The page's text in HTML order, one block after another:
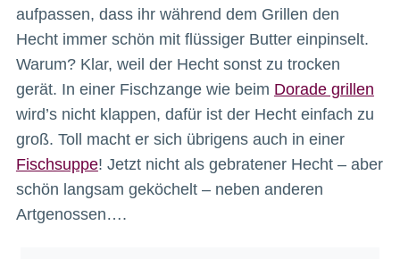
aufpassen, dass ihr während dem Grillen den
Hecht immer schön mit flüssiger Butter einpinselt.
Warum? Klar, weil der Hecht sonst zu trocken
gerät. In einer Fischzange wie beim Dorade grillen
wird’s nicht klappen, dafür ist der Hecht einfach zu
groß. Toll macht er sich übrigens auch in einer
Fischsuppe! Jetzt nicht als gebratener Hecht – aber
schön langsam geköchelt – neben anderen
Artgenossen….